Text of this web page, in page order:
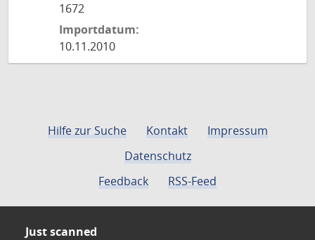
1672
Importdatum:
10.11.2010
Hilfe zur Suche Kontakt
Impressum
Datenschutz
Feedback
RSS-Feed
Just scanned